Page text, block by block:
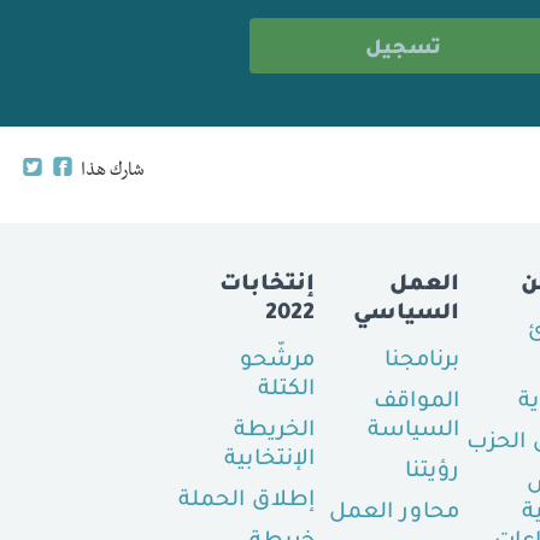
شارك هذا
إنتخابات
2022
مرشّحو
الكتلة
الخريطة
الإنتخابية
إطلاق الحملة
العمل
السياسي
برنامجنا
المواقف
السياسة
رؤيتنا
محاور العمل